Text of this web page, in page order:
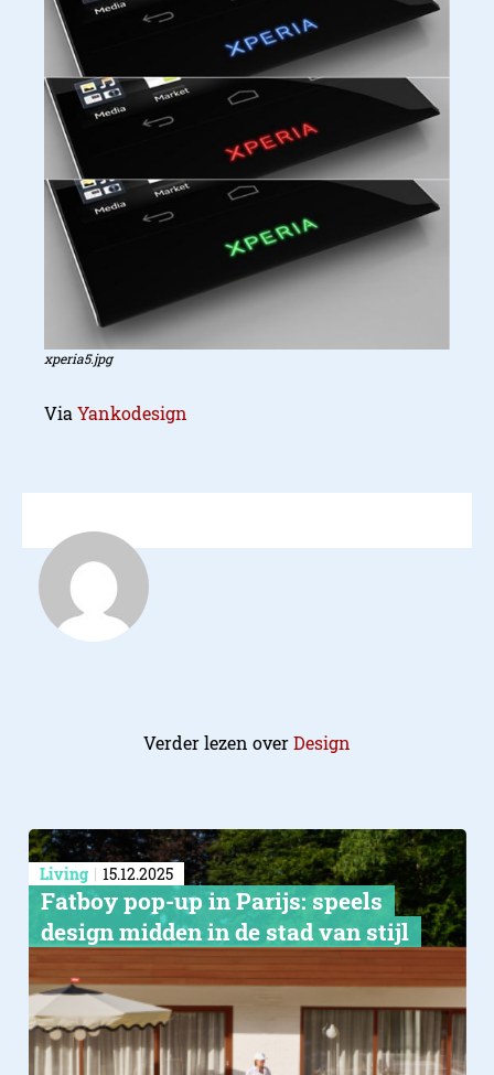
xperia5.jpg
ViaYankodesign
Verder lezen overDesign
Living 15.12.2025
Fatboy pop-up in Parijs: speels
design midden in de stad van stijl